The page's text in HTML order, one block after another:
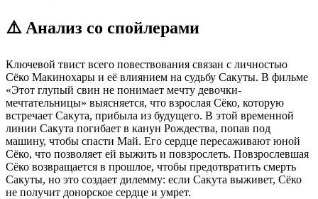
⚠️ Анализ со спойлерами
Ключевой твист всего повествования связан с личностью
Сёко Макинохары и её влиянием на судьбу Сакуты. В фильме
«Этот глупый свин не понимает мечту девочки-
мечтательницы» выясняется, что взрослая Сёко, которую
встречает Сакута, прибыла из будущего. В этой временной
линии Сакута погибает в канун Рождества, попав под
машину, чтобы спасти Май. Его сердце пересаживают юной
Сёко, что позволяет ей выжить и повзрослеть. Повзрослевшая
Сёко возвращается в прошлое, чтобы предотвратить смерть
Сакуты, но это создает дилемму: если Сакута выживет, Сёко
не получит донорское сердце и умрет.